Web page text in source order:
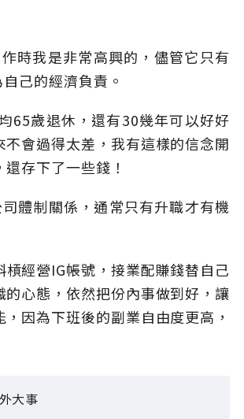
時我是非常高興的，儘管它只有
己的經濟負責。
65歲退休，還有30幾年可以好好
會過得太差，我有這樣的信念開
存下了一些錢！
體制關係，通常只有升職才有機
經營IG帳號，接業配賺錢替自己
心態，依然把份內事做到好，讓
因為下班後的副業自由度更高，
大事